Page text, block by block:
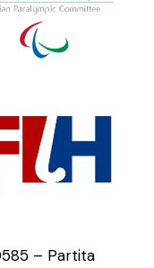
– Partita